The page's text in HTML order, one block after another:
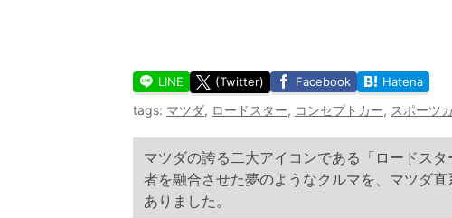
LINE (Twitter) Facebook Hatena
tags: マツダ, ロードスター, コンセプトカー, スポーツ
マツダの誇る二大アイコンである「ロードス
者を融合させた夢のようなクルマを、マツダ
ありました。